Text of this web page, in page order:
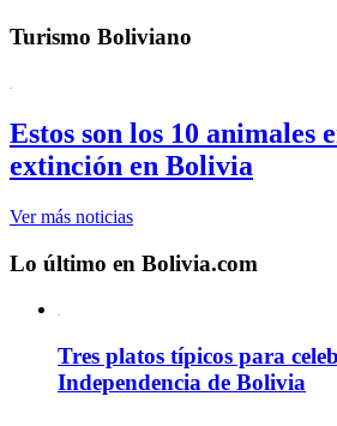
Turismo Boliviano
Estos son los 10 animales
extinción en Bolivia
Ver más noticias
Lo último en Bolivia.com
Tres platos típicos para
Independencia de Bolivia